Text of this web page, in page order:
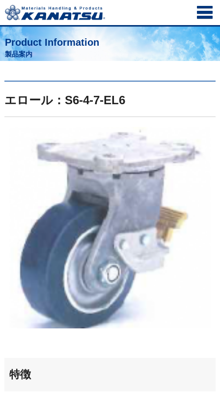
Product Information
製品案内
エロール：S6-4-7-EL6
特徴